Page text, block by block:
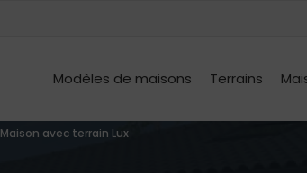
Modèles de maisons Terrains
Maison avec terrain Lux